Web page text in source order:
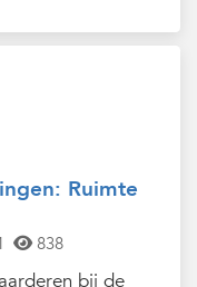
Ruimte
838
bij de